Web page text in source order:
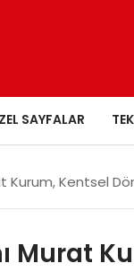
SAYFALAR
Kurum, Kentsel
Murat